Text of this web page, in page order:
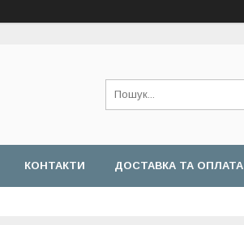
КОНТАКТИ ДОСТАВКА ТА ОПЛАТА